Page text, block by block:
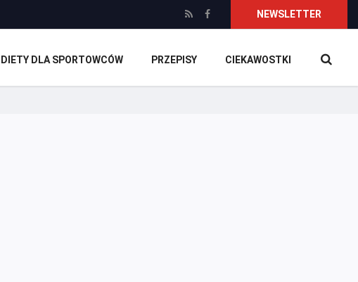
NEWSLETTER
DIETY DLA SPORTOWCÓW PRZEPISY CIEKAWOSTKI